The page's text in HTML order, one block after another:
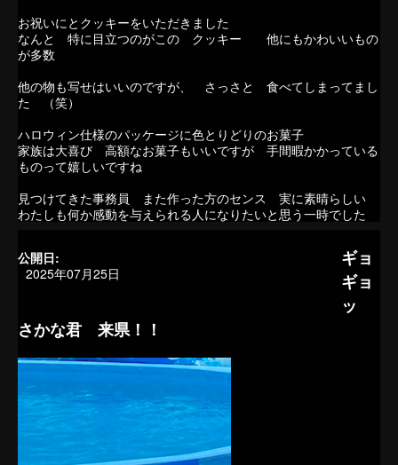
お祝いにとクッキーをいただきました
なんと 特に目立つのがこの クッキー 他にもかわいいもの
が多数
他の物も写せはいいのですが、 さっさと 食べてしまってまし
た （笑）
ハロウィン仕様のパッケージに色とりどりのお菓子
家族は大喜び 高額なお菓子もいいですが 手間暇かかっている
ものって嬉しいですね
見つけてきた事務員 また作った方のセンス 実に素晴らしい
わたしも何か感動を与えられる人になりたいと思う一時でした
公開日:
2025年07月25日
ギョ
ギョ
ッ
さかな君 来県！！